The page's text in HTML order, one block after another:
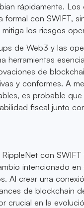
rápidamente.
formal con SWIFT,
los riesgos
de Web3 y las
herramientas
de
y conformes. A
es probable
fiscal junto
con
intencionado en
Al crear una
de blockchain
crucial en la